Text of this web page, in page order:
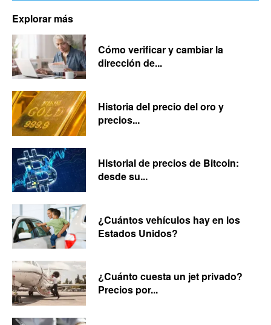
Explorar más
Cómo verificar y cambiar la
dirección de...
Historia del precio del oro y
precios...
Historial de precios de Bitcoin:
desde su...
¿Cuántos vehículos hay en los
Estados Unidos?
¿Cuánto cuesta un jet privado?
Precios por...